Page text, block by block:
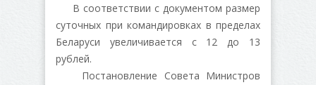
В соответствии с документом размер
суточных при командировках в пределах
Беларуси увеличивается с 12 до 13
рублей.
Постановление Совета Министров